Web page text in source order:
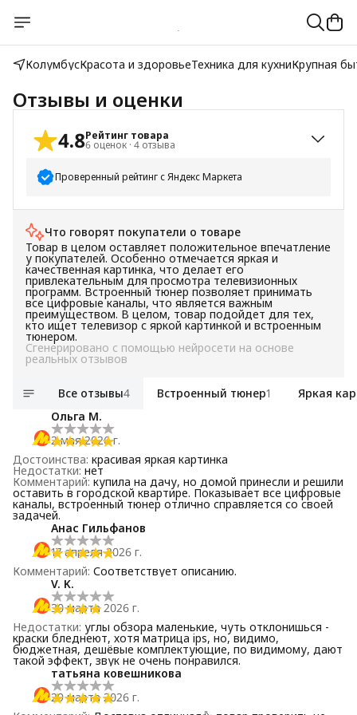
КолумбусКрасота и здоровьеТехника для кухниКрупная
Отзывы и оценки
4.8Рейтинг товара
6 оценок · 4 отзыва
Проверенный рейтинг с Яндекс Маркета
5 звёзд
5
4 звезды
3 звезды
0
2 звезды
1 звезда
Что говорят покупатели о товаре
Товар в целом оставляет положительное впечатление
у покупателей. Особенно отмечается яркая и
качественная картинка, что делает его
привлекательным для просмотра телевизионных
программ. Встроенный тюнер позволяет принимать
все цифровые каналы, что является важным
преимуществом. В целом, товар подойдет для тех,
кто ищет телевизор с яркой картинкой и встроенным
тюнером.
Сгенерировано с помощью нейросети на основе
реальных отзывов
Все отзывы4 Встроенный тюнер1
Яркая
Ольга М.
2 мая 2026 г.
Достоинства: красивая яркая картинка
Недостатки: нет
Комментарий: купила на дачу, но домой принесли и решили
оставить в городской квартире. Показывает все цифровые
каналы, встроенный тюнер отлично справляется со своей
задачей.
Анас Гильфанов
17 апреля 2026 г.
Комментарий: Соответствует описанию.
V. K.
30 марта 2026 г.
Недостатки: углы обзора маленькие, чуть отклонишься -
краски бледнеют, хотя матрица ips, но, видимо,
бюджетная, дешёвые комплектующие, по видимому, дают
такой эффект, звук не очень понравился.
татьяна ковешникова
29 марта 2026 г.